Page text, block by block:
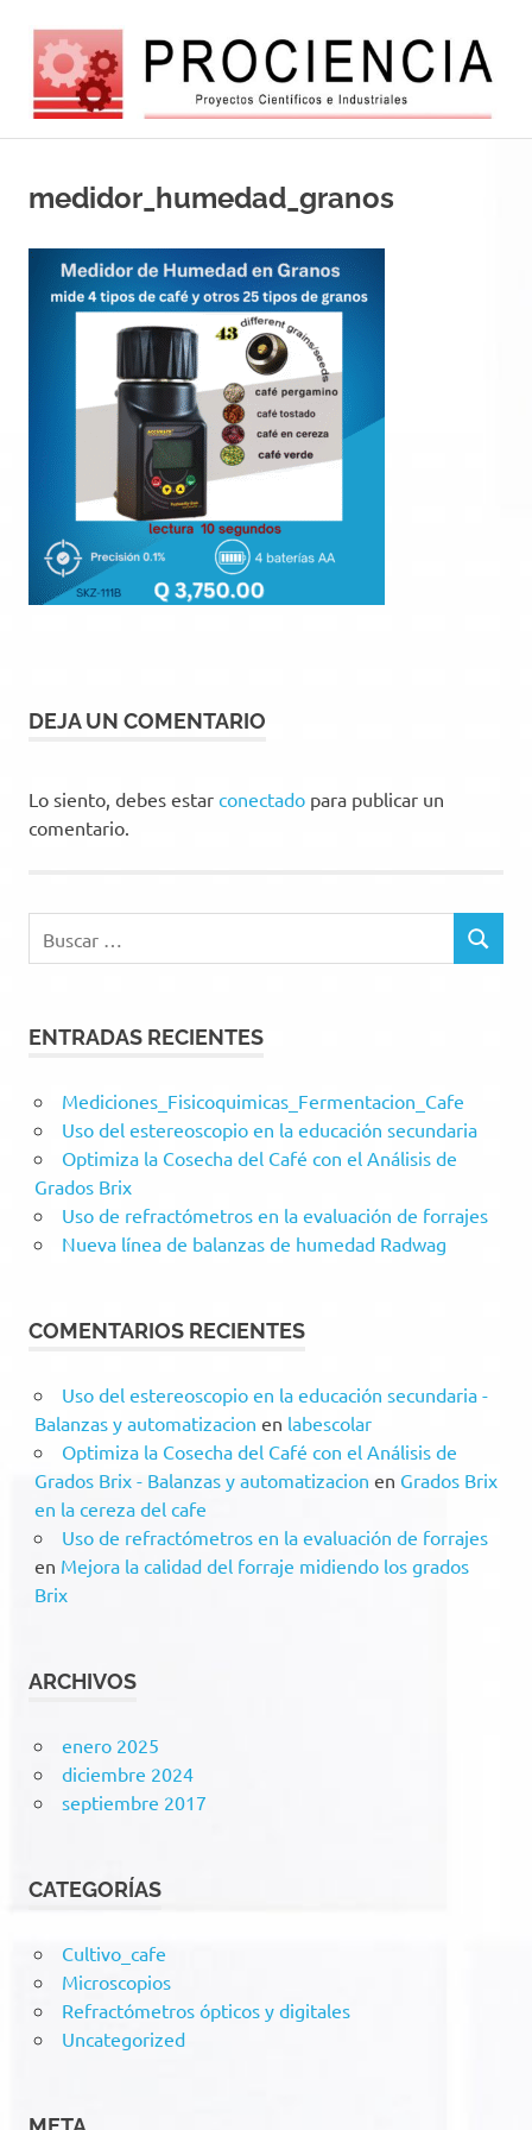
contenido
Balanzas
y
de
tecnología
medidor_humedad_granos
DEJA UN COMENTARIO
Lo siento, debes estar conectado para publicar un
comentario.
BUSCAR
ENTRADAS RECIENTES
Mediciones_Fisicoquimicas_Fermentacion_Cafe
Uso del estereoscopio en la educación secundaria
Optimiza la Cosecha del Café con el Análisis de
Grados Brix
Uso de refractómetros en la evaluación de forrajes
Nueva línea de balanzas de humedad Radwag
COMENTARIOS RECIENTES
Uso del estereoscopio en la educación secundaria -
Balanzas y automatizacion en labescolar
Optimiza la Cosecha del Café con el Análisis de
Grados Brix - Balanzas y automatizacion en Grados Brix
en la cereza del cafe
Uso de refractómetros en la evaluación de forrajes
en Mejora la calidad del forraje midiendo los grados
Brix
ARCHIVOS
enero 2025
diciembre 2024
septiembre 2017
CATEGORÍAS
Cultivo_cafe
Microscopios
Refractómetros ópticos y digitales
Uncategorized